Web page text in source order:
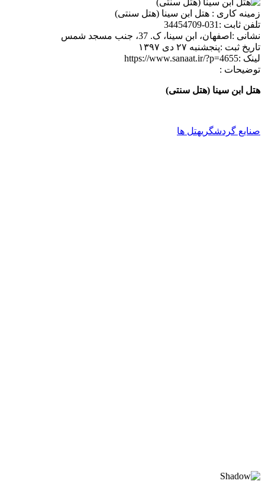
Telegram
زمینه کاری : هتل ابن سینا (هتل سنتی)
تلفن ثابت :031-34454709
نشانی : اصفهان، ابن سینا، ک. 37، جنب مسجد شمس
تاریخ ثبت :پنجشنبه ۲۷ دی ۱۳۹۷
لینک :https://www.sanaat.ir/?p=4655
توضیحات :
هتل ابن سینا (هتل سنتی)
صنایع گردشگریهتل ها